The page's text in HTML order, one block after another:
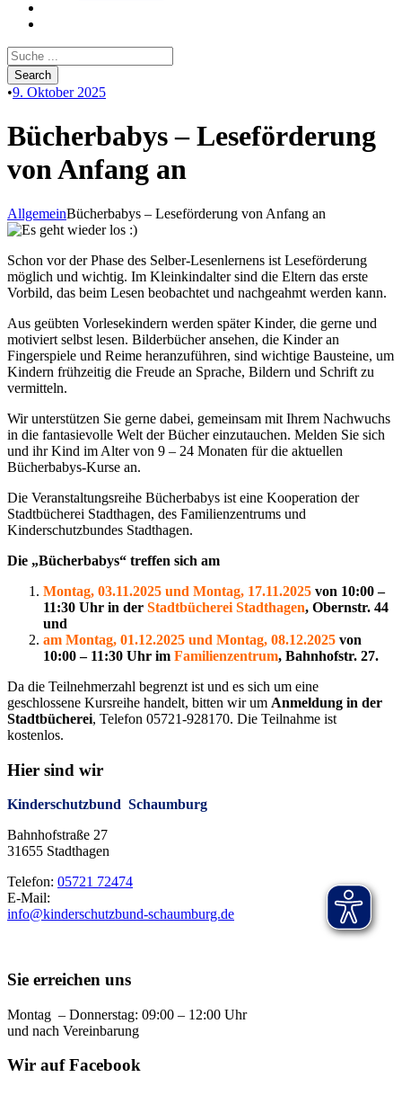
•9. Oktober 2025
Bücherbabys – Leseförderung
von Anfang an
AllgemeinBücherbabys – Leseförderung von Anfang an
Schon vor der Phase des Selber-Lesenlernens ist Leseförderung
möglich und wichtig. Im Kleinkindalter sind die Eltern das erste
Vorbild, das beim Lesen beobachtet und nachgeahmt werden kann.
Aus geübten Vorlesekindern werden später Kinder, die gerne und
motiviert selbst lesen. Bilderbücher ansehen, die Kinder an
Fingerspiele und Reime heranzuführen, sind wichtige Bausteine, um
Kindern frühzeitig die Freude an Sprache, Bildern und Schrift zu
vermitteln.
Wir unterstützen Sie gerne dabei, gemeinsam mit Ihrem Nachwuchs
in die fantasievolle Welt der Bücher einzutauchen. Melden Sie sich
und ihr Kind im Alter von 9 – 24 Monaten für die aktuellen
Bücherbabys-Kurse an.
Die Veranstaltungsreihe Bücherbabys ist eine Kooperation der
Stadtbücherei Stadthagen, des Familienzentrums und
Kinderschutzbundes Stadthagen.
Die „Bücherbabys“ treffen sich am
Montag, 03.11.2025 und Montag, 17.11.2025 von 10:00 –
11:30 Uhr in der Stadtbücherei Stadthagen, Obernstr. 44
und
am Montag, 01.12.2025 und Montag, 08.12.2025 von
10:00 – 11:30 Uhr im Familienzentrum, Bahnhofstr. 27.
Da die Teilnehmerzahl begrenzt ist und es sich um eine
geschlossene Kursreihe handelt, bitten wir um Anmeldung in der
Stadtbücherei, Telefon 05721-928170. Die Teilnahme ist
kostenlos.
Hier sind wir
Kinderschutzbund Schaumburg
Bahnhofstraße 27
31655 Stadthagen
Telefon: 05721 72474
E-Mail:
info@kinderschutzbund-schaumburg.de
Sie erreichen uns
Montag – Donnerstag: 09:00 – 12:00 Uhr
und nach Vereinbarung
Wir auf Facebook